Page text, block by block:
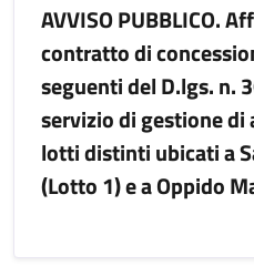
AVVISO PUBBLICO.
contratto di
seguenti del D.lgs. n.
servizio di gestione di
lotti distinti ubicati a
(Lotto 1) e a Oppido